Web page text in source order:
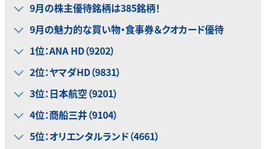
9月の株主優待銘柄は385銘柄！
9月の魅力的な買い物・食事券＆クオカード優待
1位：ANA HD（9202）
2位：ヤマダHD（9831）
3位：日本航空（9201）
4位：商船三井（9104）
5位：オリエンタルランド（4661）